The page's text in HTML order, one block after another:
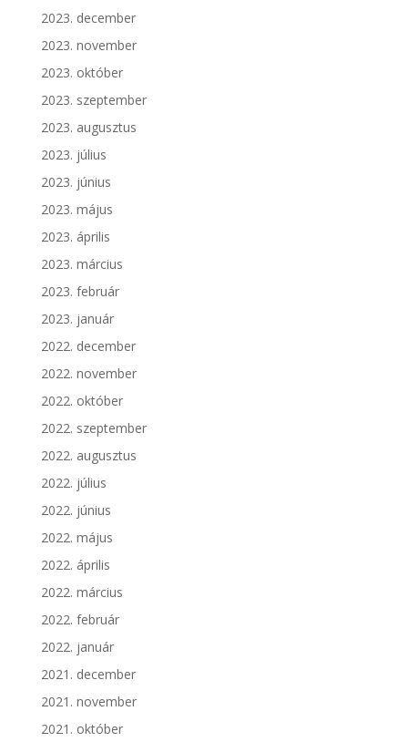
2023. december
2023. november
2023. október
2023. szeptember
2023. augusztus
2023. július
2023. június
2023. május
2023. április
2023. március
2023. február
2023. január
2022. december
2022. november
2022. október
2022. szeptember
2022. augusztus
2022. július
2022. június
2022. május
2022. április
2022. március
2022. február
2022. január
2021. december
2021. november
2021. október